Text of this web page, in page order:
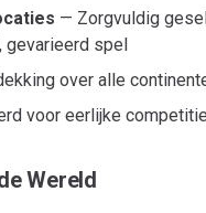
— Zorgvuldig
gevarieerd spel
over alle
voor eerlijke competitie
Wereld